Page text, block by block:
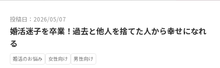
投稿日：2026/05/07
婚活迷子を卒業！過去と他人を捨てた人から幸せになれ
る
婚活のお悩み 女性向け 男性向け